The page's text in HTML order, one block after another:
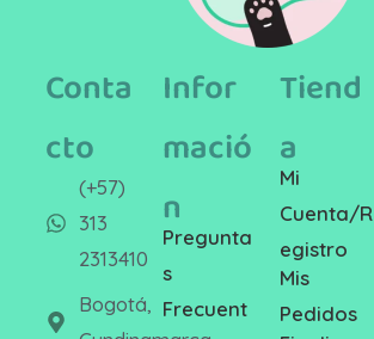
Conta
cto
(+57)
313
2313410
Bogotá,
Infor
mació
n
Pregunta
s
Frecuent
Tiend
a
Mi
Cuenta/R
egistro
Mis
Pedidos